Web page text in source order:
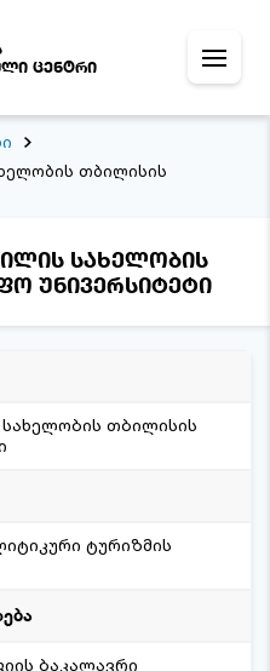
ცენტრი
თბილისის
სახელობის
უნივერსიტეტი
სახელობის თბილისის
ტურიზმის
ბაკალავრი